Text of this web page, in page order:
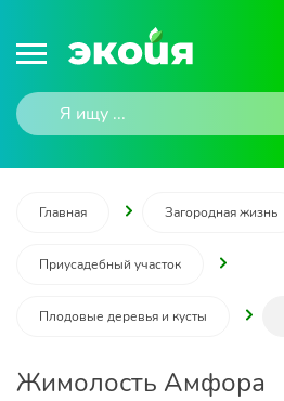
Главная Загородная жизнь
Приусадебный участок
Плодовые деревья и кусты
Жимолость Амфора